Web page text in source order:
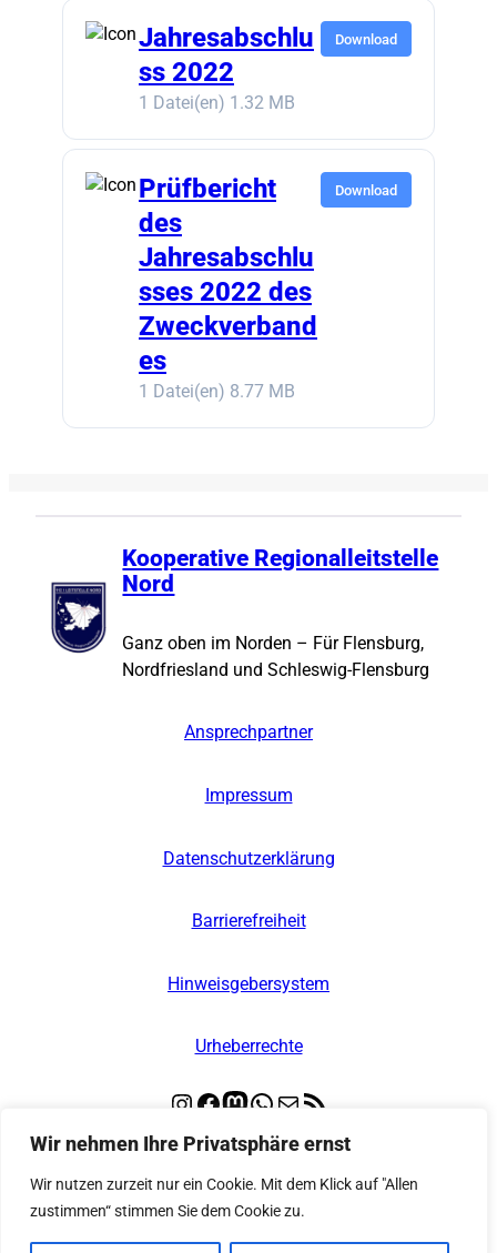
Wir nehmen Ihre Privatsphäre ernst
Wir nutzen zurzeit nur ein Cookie. Mit dem Klick auf "Allen
zustimmen“ stimmen Sie dem Cookie zu.
Jahresabschlu
ss 2022
1 Datei(en) 1.32 MB
Download
Prüfbericht
des
Jahresabschlu
sses 2022 des
Zweckverband
es
1 Datei(en) 8.77 MB
Download
Kooperative Regionalleitstelle
Nord
Ganz oben im Norden – Für Flensburg,
Nordfriesland und Schleswig-Flensburg
Ansprechpartner
Impressum
Datenschutzerklärung
Barrierefreiheit
Hinweisgebersystem
Urheberrechte
Instagram
Facebook
Mastodon
WhatsApp
E-MailRSS-Feed
Kooperative Regionalleitstelle Nord
– Alle Rechte vorbehalten